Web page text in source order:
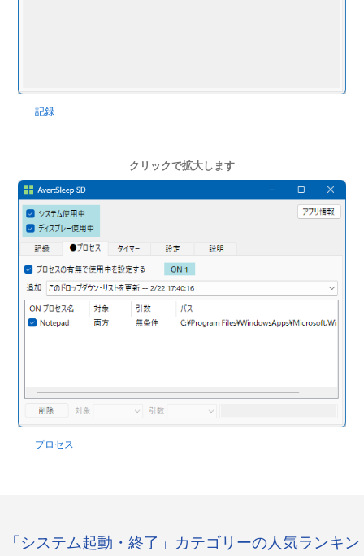
記録
クリックで拡大します
プロセス
「システム起動・終了」カテゴリーの人気ランキン